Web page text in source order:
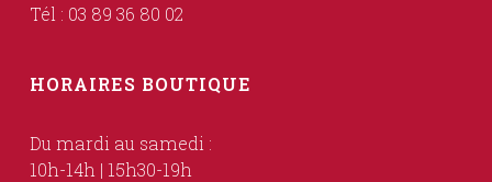
Tél : 03 89 36 80 02
HORAIRES BOUTIQUE
Du mardi au samedi :
10h-14h | 15h30-19h